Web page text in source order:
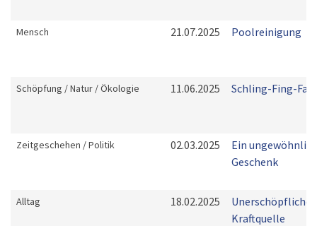
Mensch 21.07.2025 Poolreinigung
Schöpfung / Natur / Ökologie 11.06.2025 Schling-Fing-
Zeitgeschehen / Politik 02.03.2025
Ein
Geschenk
Alltag 18.02.2025
Unerschöpfliche
Kraftquelle